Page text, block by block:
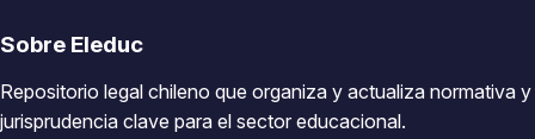
Sobre Eleduc
Repositorio legal chileno que organiza y actualiza normativa y
jurisprudencia clave para el sector educacional.